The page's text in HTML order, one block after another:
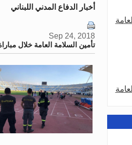
أخبار الدفاع المدني اللبناني
Sep 24, 2018
تأمين السلامة العامة خلال